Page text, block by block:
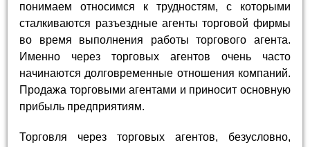
понимаем относимся к трудностям, с которыми
сталкиваются разъездные агенты торговой фирмы
во время выполнения работы торгового агента.
Именно через торговых агентов очень часто
начинаются долговременные отношения компаний.
Продажа торговыми агентами и приносит основную
прибыль предприятиям.
Торговля через торговых агентов, безусловно,